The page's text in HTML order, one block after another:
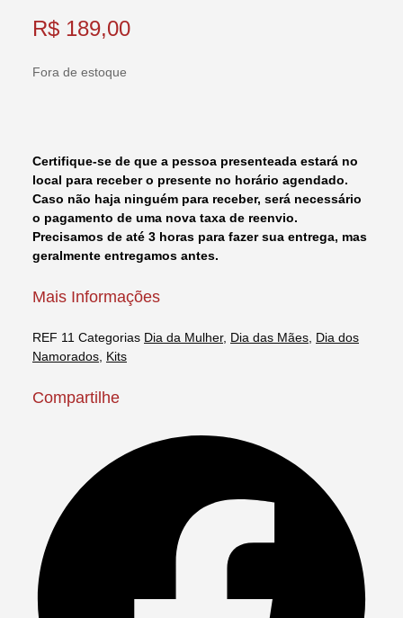
R$ 189,00
Fora de estoque
Certifique-se de que a pessoa presenteada estará no
local para receber o presente no horário agendado.
Caso não haja ninguém para receber, será necessário
o pagamento de uma nova taxa de reenvio.
Precisamos de até 3 horas para fazer sua entrega, mas
geralmente entregamos antes.
Mais Informações
REF 11 Categorias Dia da Mulher, Dia das Mães, Dia dos
Namorados, Kits
Compartilhe